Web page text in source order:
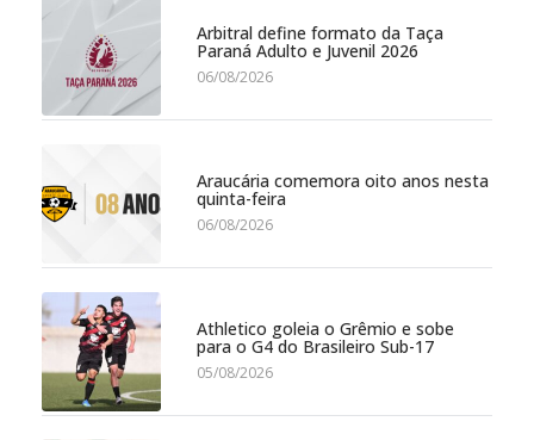
Arbitral define formato da Taça
Paraná Adulto e Juvenil 2026
06/08/2026
Araucária comemora oito anos nesta
quinta-feira
06/08/2026
Athletico goleia o Grêmio e sobe
para o G4 do Brasileiro Sub-17
05/08/2026